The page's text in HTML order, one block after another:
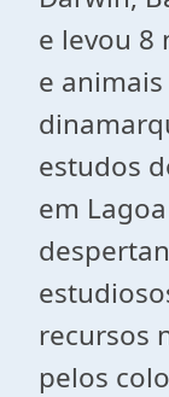
e levou 8
e
estudos
em
recursos
pelos